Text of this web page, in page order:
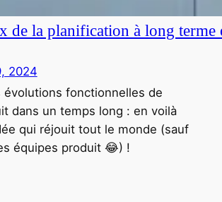
de la planification à long terme
2024
évolutions fonctionnelles de
dans un temps long : en voilà
qui réjouit tout le monde (sauf
équipes produit 😂) !